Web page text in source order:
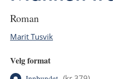
roman
Marit Tusvik
Velg format